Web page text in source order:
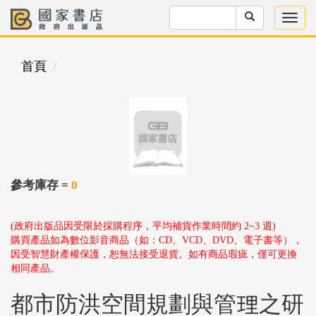
首頁
參考庫存 = 0
(政府出版品因受限於採購程序，平均補貨作業時間約 2~3 週)
購買產品如為數位影音商品（如：CD、VCD、DVD、電子書等），
因受智慧財產權保護，恕無法接受退貨。如有商品瑕疵，僅可更換
相同產品。
都市防洪空間規劃與管理之研